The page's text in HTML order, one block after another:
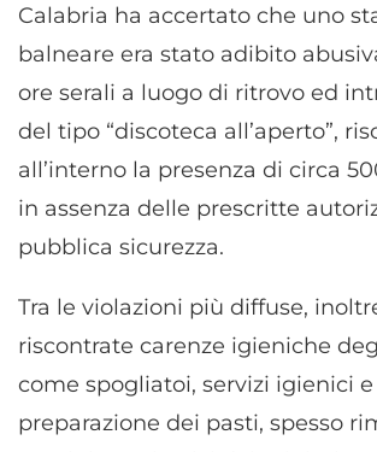
Calabria ha accertato che uno
balneare era stato adibito
ore serali a luogo di ritrovo ed
del tipo “discoteca all’aperto”,
all’interno la presenza di circa
in assenza delle prescritte
pubblica sicurezza.
Tra le violazioni più diffuse,
riscontrate carenze igieniche
come spogliatoi, servizi igienici
preparazione dei pasti, spesso